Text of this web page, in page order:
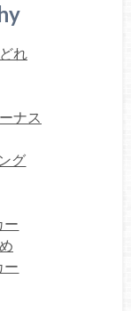
れ
ナス
グ
ー
ー